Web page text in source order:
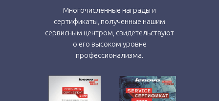
Многочисленные награды и
сертификаты, полученные нашим
сервисным центром, свидетельствуют
о его высоком уровне
профессионализма.